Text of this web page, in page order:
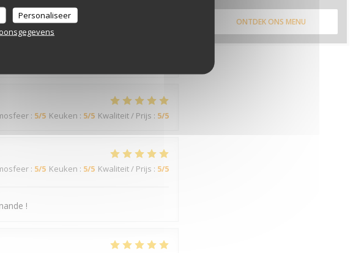
Personaliseer
:3/5 Keuken:
: 5/5 Keuken : 5/5 Kwaliteit / Prijs : 5/5
: 5/5 Keuken : 5/5 Kwaliteit / Prijs : 5/5
!
ONTDEK ONS MENU